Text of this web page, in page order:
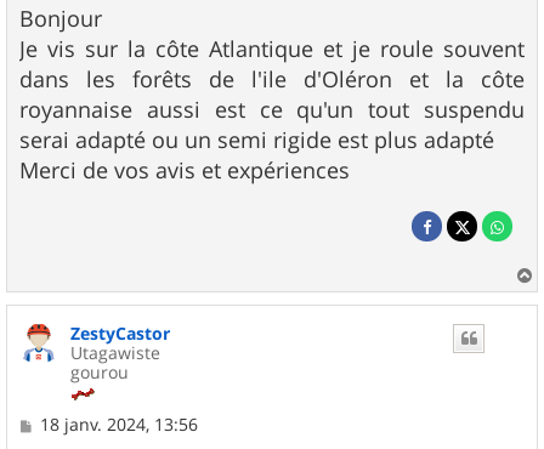
s
s
a
g
e
Bonjour
Je vis sur la côte Atlantique et je roule souvent
dans les forêts de l'ile d'Oléron et la côte
royannaise aussi est ce qu'un tout suspendu
serai adapté ou un semi rigide est plus adapté
Merci de vos avis et expériences
a
ZestyCastor
Utagawiste
gourou
M18 janv. 2024, 13:56